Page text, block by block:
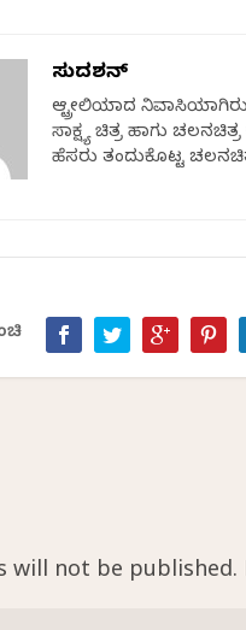
ಸುದರ್ಶನ್
ಆಸ್ಟ್ರೇಲಿಯಾದ
ಸಾಕ್ಷ್ಯ ಚಿತ್ರ ಹಾಗು
ಹೆಸರು ತಂದುಕೊಟ್ಟ
will not be published.